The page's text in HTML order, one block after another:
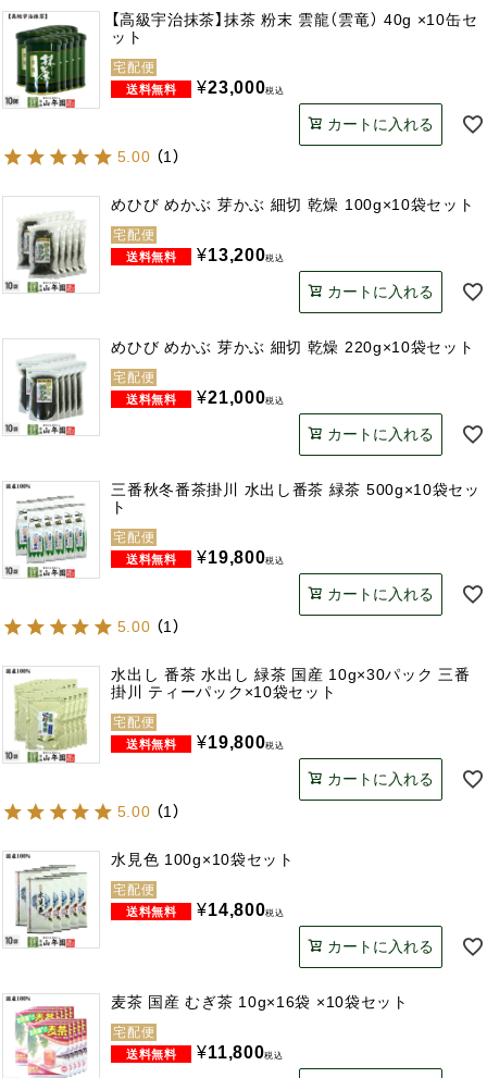
【高級宇治抹茶】抹茶 粉末 雲龍（雲竜） 40g ×10缶セ
ット
宅配便
¥23,000税込
カートに入れる
5.00 （1）
めひび めかぶ 芽かぶ 細切 乾燥 100g×10袋セット
宅配便
¥13,200税込
カートに入れる
めひび めかぶ 芽かぶ 細切 乾燥 220g×10袋セット
宅配便
¥21,000税込
カートに入れる
三番秋冬番茶掛川 水出し番茶 緑茶 500g×10袋セッ
ト
宅配便
¥19,800税込
カートに入れる
5.00 （1）
水出し 番茶 水出し 緑茶 国産 10g×30パック 三番
掛川 ティーパック×10袋セット
宅配便
¥19,800税込
カートに入れる
5.00 （1）
水見色 100g×10袋セット
宅配便
¥14,800税込
カートに入れる
麦茶 国産 むぎ茶 10g×16袋 ×10袋セット
宅配便
¥11,800税込